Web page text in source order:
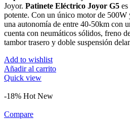
Joyor. Patinete Eléctrico Joyor G5
potente. Con un único motor de 500W
una autonomía de entre 40-50km con
cuenta con neumáticos sólidos, freno
tambor trasero y doble suspensión
Add to wishlist
Añadir al carrito
Quick view
-18% Hot New
Compare